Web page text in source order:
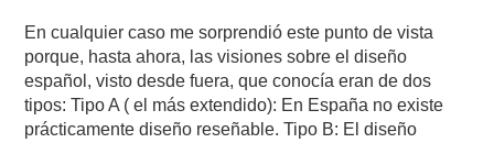
En cualquier caso me sorprendió este punto de vista
porque, hasta ahora, las visiones sobre el diseño
español, visto desde fuera, que conocía eran de dos
tipos: Tipo A ( el más extendido): En España no existe
prácticamente diseño reseñable. Tipo B: El diseño